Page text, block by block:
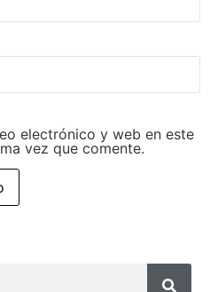
electrónico y web en este
vez que comente.